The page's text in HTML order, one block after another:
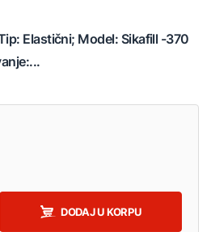
Elastični; Model: Sikafill -370
DODAJ U KORPU